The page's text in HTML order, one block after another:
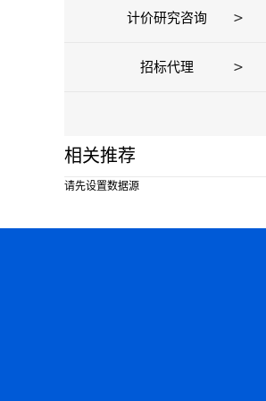
计价研究咨询
招标代理
相关推荐
请先设置数据源